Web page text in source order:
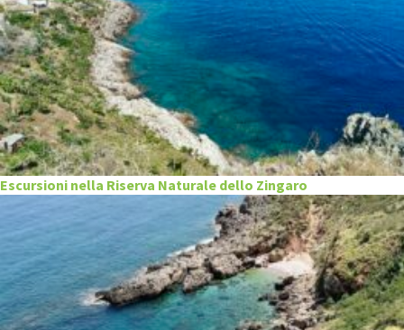
Escursioni nella Riserva Naturale dello Zingaro